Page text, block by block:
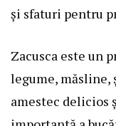
și sfaturi pentru
Zacusca este un
legume,
amestec delicios